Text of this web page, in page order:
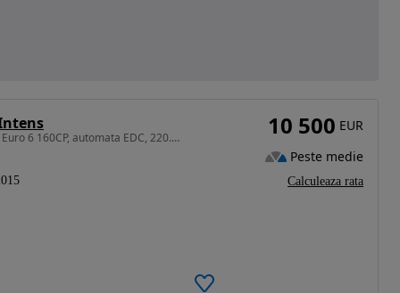
1598 cm3 • 160 CP • Espace 5, dec 2015, 1.6 diesel Euro 6 160CP, automata EDC, 220.000km 10 500 EUR
Peste medie
Calculeaza rata